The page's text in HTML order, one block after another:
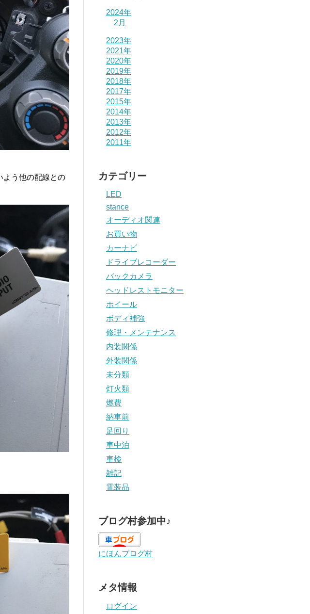
よう他の配線との
2024年
2月
2023年
2021年
2020年
2019年
2018年
2017年
2015年
2014年
2013年
2012年
2011年
カテゴリー
LED
stance
オーディオ関連
お買い物
カーナビ
ドライブレコーダー
バックカメラ
ヘッドレストモニター
ホイール
ボディ補強
修理・メンテナンス
内装関係
外装関係
未分類
灯火類
燃費
納車前
足回り
車中泊
車検
雑記
電装品
ブログ村参加中♪
にほんブログ村
メタ情報
ログイン